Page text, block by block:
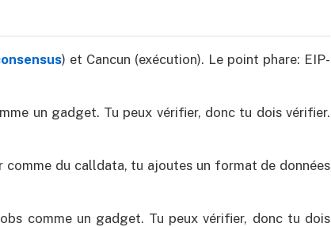
) et Cancun (exécution). Le point phare: EIP-
un gadget. Tu peux vérifier, donc tu dois vérifier.
du calldata, tu ajoutes un format de données
comme un gadget. Tu peux vérifier, donc tu dois